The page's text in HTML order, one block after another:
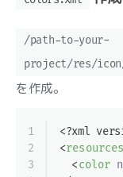
/path-to-your-
project/res/
を作成。
1
2
3
<?xml
<resources
<color